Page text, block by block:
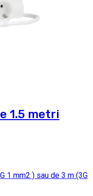
1.5 metri
1 mm2 ) sau de 3 m (3G